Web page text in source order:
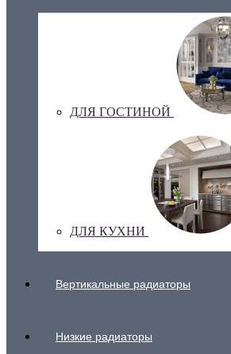
ДЛЯ ГОСТИНОЙ
ДЛЯ КУХНИ
Вертикальные радиаторы
Низкие радиаторы